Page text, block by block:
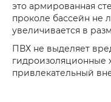
это армированная
проколе бассейн не
увеличивается в
ПВХ не выделяет
гидроизоляционные
привлекательный